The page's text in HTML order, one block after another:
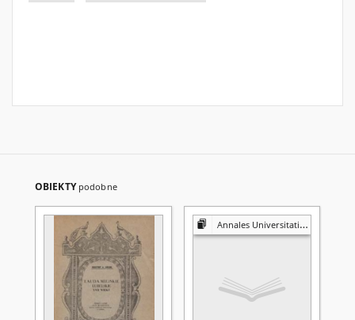
OBIEKTY podobne
Annales Universitatis Mariae Curie-Skłodowska. Sectio G, Ius